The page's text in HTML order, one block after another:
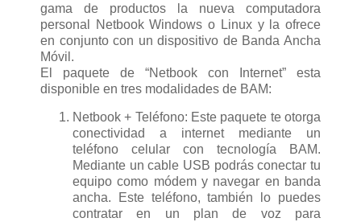
gama de productos la nueva computadora
personal Netbook Windows o Linux y la ofrece
en conjunto con un dispositivo de Banda Ancha
Móvil.
El paquete de “Netbook con Internet” esta
disponible en tres modalidades de BAM:
Netbook + Teléfono: Este paquete te otorga
conectividad a internet mediante un
teléfono celular con tecnología BAM.
Mediante un cable USB podrás conectar tu
equipo como módem y navegar en banda
ancha. Este teléfono, también lo puedes
contratar en un plan de voz para